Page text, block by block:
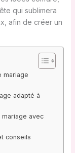
qui sublimera
afin de créer un
mariage
adapté à
avec
conseils